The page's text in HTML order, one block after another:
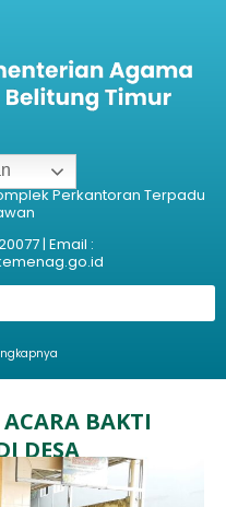
Perkantoran Terpadu
| Email :
BAKTI
DESA
2021